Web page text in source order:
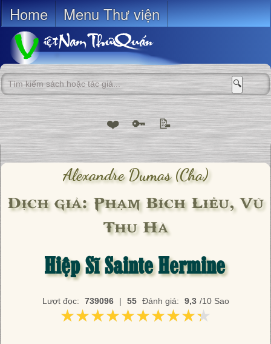
Home Menu Thư viện
🔍
❤️ 🔑 📝
Alexandre Dumas (cha)
Dịch giả: Phạm Bích Liễu, Vũ
Thu Hà
Hiệp Sĩ Sainte Hermine
Lượt đọc: 739096 | 55 Đánh giá: 9,3 /10 Sao
★★★★★★★★★★
★★★★★★★★★★